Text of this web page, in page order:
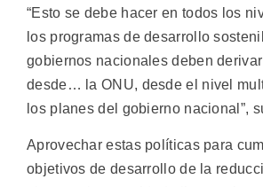
“Esto se debe hacer en todos los
los programas de desarrollo
gobiernos nacionales deben
desde… la ONU, desde el nivel
los planes del gobierno nacional”,
Aprovechar estas políticas para
objetivos de desarrollo de la